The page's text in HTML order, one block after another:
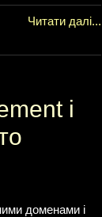
Читати далі...
і
доменами і